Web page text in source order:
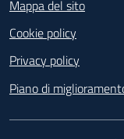
Mappa del sito
Cookie policy
Privacy policy
Piano di